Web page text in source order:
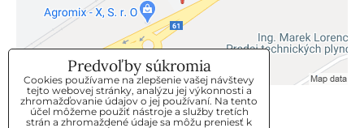
KLIENTSKÝ SERVIS
Predvoľby súkromia
Cookies používame na zlepšenie vašej návštevy
tejto webovej stránky, analýzu jej výkonnosti a
zhromažďovanie údajov o jej používaní. Na tento
účel môžeme použiť nástroje a služby tretích
strán a zhromaždené údaje sa môžu preniesť k